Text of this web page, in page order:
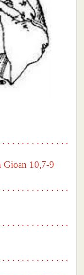
. . . . . . . . . . . . .
Gioan 10,7-9
. . . . . . . . . . . . .
. . . . . . . . . . . . .
. . . . . . . . . . . . .